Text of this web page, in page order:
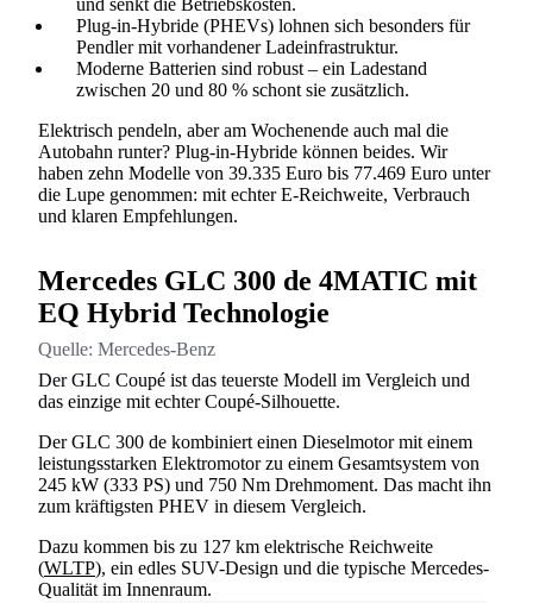
Plug-in-Hybride (PHEVs) lohnen sich besonders für
Pendler mit vorhandener Ladeinfrastruktur.
Moderne Batterien sind robust – ein Ladestand
zwischen 20 und 80 % schont sie zusätzlich.
Elektrisch pendeln, aber am Wochenende auch mal die
Autobahn runter? Plug-in-Hybride können beides. Wir
haben zehn Modelle von 39.335 Euro bis 77.469 Euro unter
die Lupe genommen: mit echter E-Reichweite, Verbrauch
und klaren Empfehlungen.
Mercedes GLC 300 de 4MATIC mit
EQ Hybrid Technologie
Quelle: Mercedes-Benz
Der GLC Coupé ist das teuerste Modell im Vergleich und
das einzige mit echter Coupé-Silhouette.
Der GLC 300 de kombiniert einen Dieselmotor mit einem
leistungsstarken Elektromotor zu einem Gesamtsystem von
245 kW (333 PS) und 750 Nm Drehmoment. Das macht ihn
zum kräftigsten PHEV in diesem Vergleich.
Dazu kommen bis zu 127 km elektrische Reichweite
(WLTP), ein edles SUV-Design und die typische Mercedes-
Qualität im Innenraum.